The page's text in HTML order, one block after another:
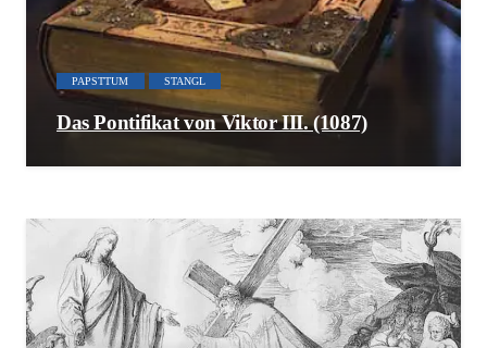
PAPSTTUM STANGL
Das Pontifikat von Viktor III. (1087)